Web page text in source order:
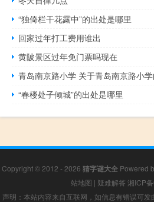
“独倚栏干花露中”的出处是哪里
回家过年打工费用谁出
黄陂景区过年免门票吗现在
青岛南京路小学 关于青岛南京路小
“春楼处子倾城”的出处是哪里
Copyright © 2012 - 2026 猜字谜大全 Powered
站地图 | 疑难解答 湘ICP
声明：本站内容来自互联网，如信息有错误可